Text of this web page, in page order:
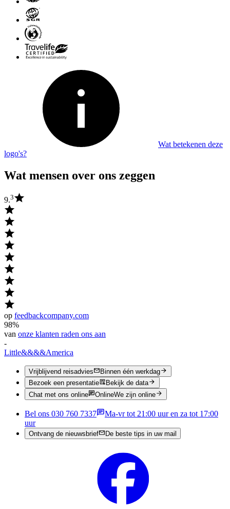
Wat betekenen deze
logo's?
Wat mensen over ons zeggen
9.3
op feedbackcompany.com
98%
van onze klanten raden ons aan
-
Little&&&&America
Vrijblijvend reisadvies
Binnen één werkdag
Bezoek een presentatie
Bekijk de data
Chat met ons online
OnlineWe zijn online
Bel ons 030 760 7337
Ma-vr tot 21:00 uur en za tot 17:00
uur
Ontvang de nieuwsbrief De beste tips in uw mail